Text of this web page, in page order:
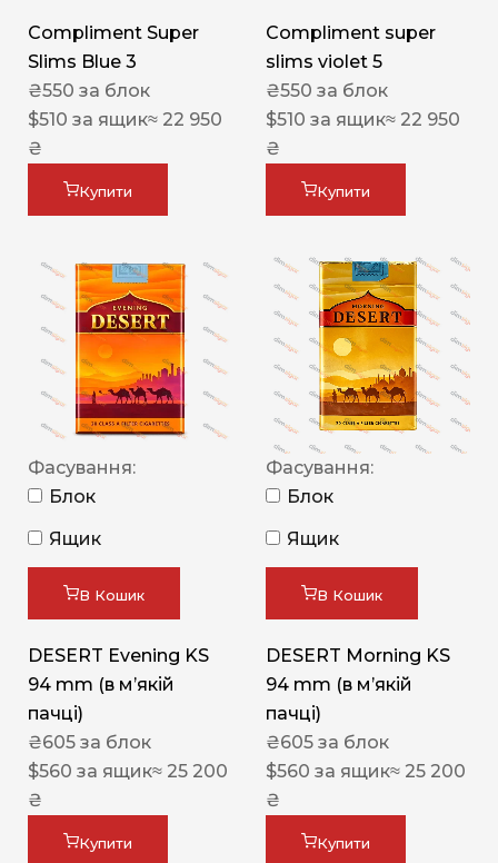
Compliment Super
Slims Blue 3
₴550 за блок
$510 за ящик≈ 22 950
₴
Купити
Compliment super
slims violet 5
₴550 за блок
$510 за ящик≈ 22 950
₴
Купити
Фасування:
Блок
Ящик
В Кошик
DESERT Evening KS
94 mm (в мʼякій
пачці)
₴605 за блок
$560 за ящик≈ 25 200
₴
Купити
Фасування:
Блок
Ящик
В Кошик
DESERT Morning KS
94 mm (в мʼякій
пачці)
₴605 за блок
$560 за ящик≈ 25 200
₴
Купити